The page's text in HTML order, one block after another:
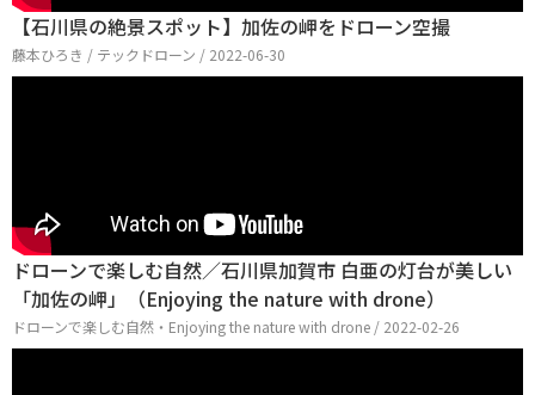
【石川県の絶景スポット】加佐の岬をドローン空撮
藤本ひろき / テックドローン / 2022-06-30
ドローンで楽しむ自然／石川県加賀市 白亜の灯台が美しい
「加佐の岬」（Enjoying the nature with drone）
ドローンで楽しむ自然・Enjoying the nature with drone / 2022-02-26